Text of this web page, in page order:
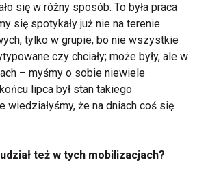
się w różny sposób. To była praca
się spotykały już nie na terenie
tylko w grupie, bo nie wszystkie
czy chciały; może były, ale w
– myśmy o sobie niewiele
lipca był stan takiego
wiedziałyśmy, że na dniach coś się
udział też w tych mobilizacjach?